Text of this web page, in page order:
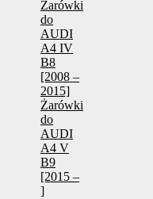
Żarówki
do
AUDI
A4 IV
B8
[2008 –
2015]
Żarówki
do
AUDI
A4 V
B9
[2015 –
]